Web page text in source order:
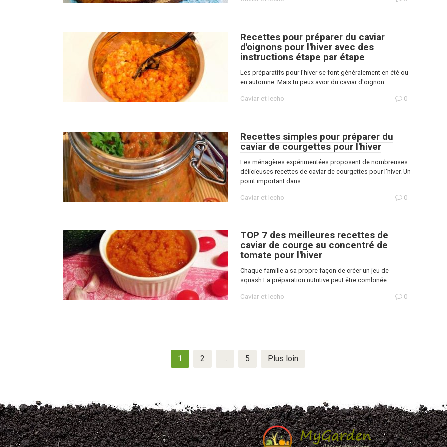
Recettes pour préparer du caviar
d'oignons pour l'hiver avec des
instructions étape par étape
Les préparatifs pour l’hiver se font généralement en été ou
en automne. Mais tu peux avoir du caviar d'oignon
Caviar et lecho 0
Recettes simples pour préparer du
caviar de courgettes pour l'hiver
Les ménagères expérimentées proposent de nombreuses
délicieuses recettes de caviar de courgettes pour l'hiver. Un
point important dans
Caviar et lecho 0
TOP 7 des meilleures recettes de
caviar de courge au concentré de
tomate pour l'hiver
Chaque famille a sa propre façon de créer un jeu de
squash.La préparation nutritive peut être combinée
Caviar et lecho 0
1 2 … 5 Plus loin